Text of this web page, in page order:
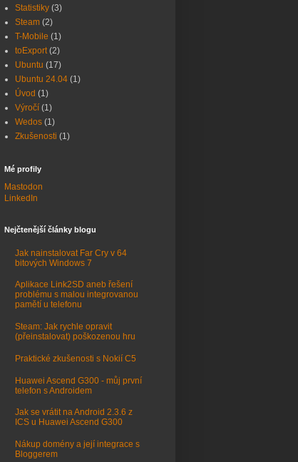
Statistiky (3)
Steam (2)
T-Mobile (1)
toExport (2)
Ubuntu (17)
Ubuntu 24.04 (1)
Úvod (1)
Výročí (1)
Wedos (1)
Zkušenosti (1)
Mé profily
Mastodon
LinkedIn
Nejčtenější články blogu
Jak nainstalovat Far Cry v 64
bitových Windows 7
Aplikace Link2SD aneb řešení
problému s malou integrovanou
pamětí u telefonu
Steam: Jak rychle opravit
(přeinstalovat) poškozenou hru
Praktické zkušenosti s Nokií C5
Huawei Ascend G300 - můj první
telefon s Androidem
Jak se vrátit na Android 2.3.6 z
ICS u Huawei Ascend G300
Nákup domény a její integrace s
Bloggerem